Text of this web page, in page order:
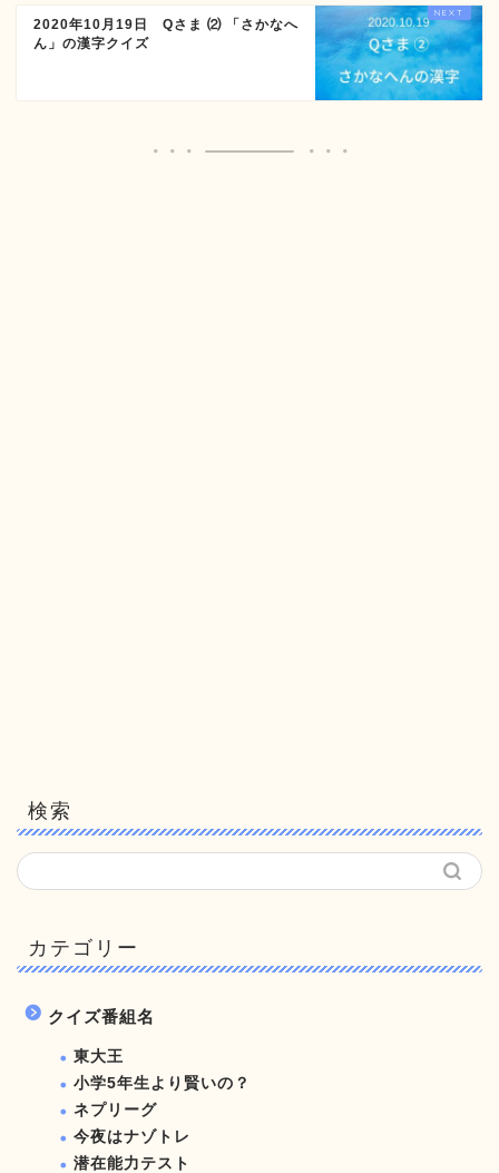
2020年10月19日 Qさま ⑵ 「さかなへ
ん」の漢字クイズ
検索
カテゴリー
クイズ番組名
東大王
小学5年生より賢いの？
ネプリーグ
今夜はナゾトレ
潜在能力テスト